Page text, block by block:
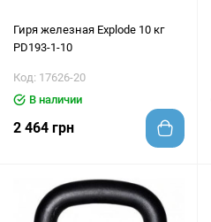
Гиря железная Explode 10 кг
PD193-1-10
Код: 17626-20
В наличии
2 464 грн